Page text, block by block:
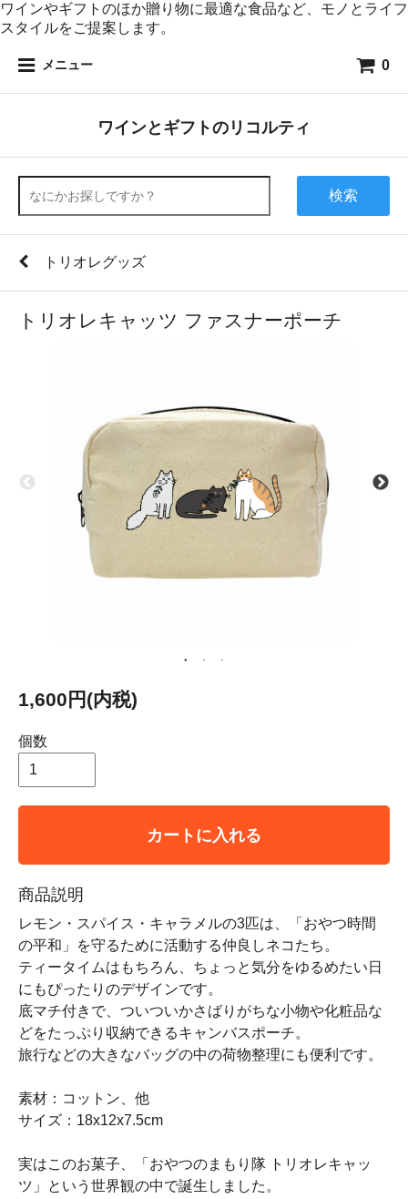
ワインやギフトのほか贈り物に最適な食品など、モノとライフ
スタイルをご提案します。
メニュー 0
ワインとギフトのリコルティ
検索
トリオレグッズ
トリオレキャッツ ファスナーポーチ
1,600円(内税)
個数
カートに入れる
商品説明
レモン・スパイス・キャラメルの3匹は、「おやつ時間
の平和」を守るために活動する仲良しネコたち。
ティータイムはもちろん、ちょっと気分をゆるめたい日
にもぴったりのデザインです。
底マチ付きで、ついついかさばりがちな小物や化粧品な
どをたっぷり収納できるキャンバスポーチ。
旅行などの大きなバッグの中の荷物整理にも便利です。
素材：コットン、他
サイズ：18x12x7.5cm
実はこのお菓子、「おやつのまもり隊 トリオレキャッ
ツ」という世界観の中で誕生しました。